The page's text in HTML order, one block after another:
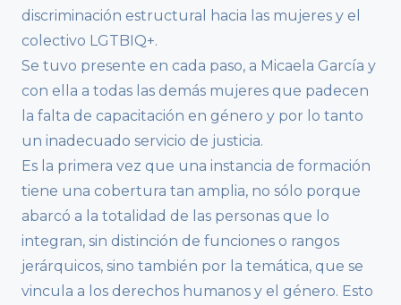
discriminación estructural hacia las mujeres y el
colectivo LGTBIQ+.
Se tuvo presente en cada paso, a Micaela García y
con ella a todas las demás mujeres que padecen
la falta de capacitación en género y por lo tanto
un inadecuado servicio de justicia.
Es la primera vez que una instancia de formación
tiene una cobertura tan amplia, no sólo porque
abarcó a la totalidad de las personas que lo
integran, sin distinción de funciones o rangos
jerárquicos, sino también por la temática, que se
vincula a los derechos humanos y el género. Esto